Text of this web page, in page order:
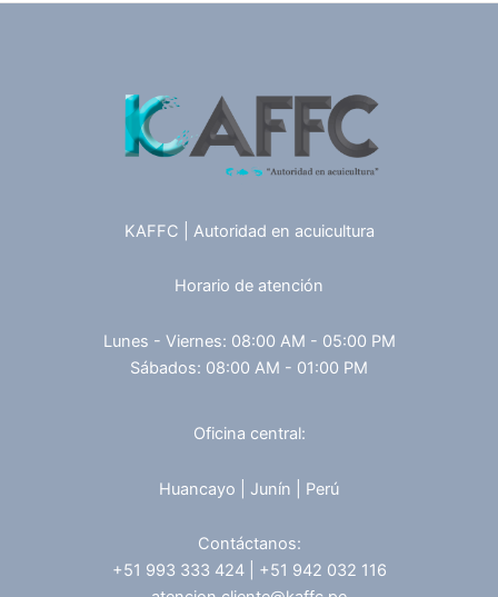
KAFFC | Autoridad en acuicultura
Horario de atención
Lunes - Viernes: 08:00 AM - 05:00 PM
Sábados: 08:00 AM - 01:00 PM
Oficina central:
Huancayo | Junín | Perú
Contáctanos:
+51 993 333 424 | +51 942 032 116